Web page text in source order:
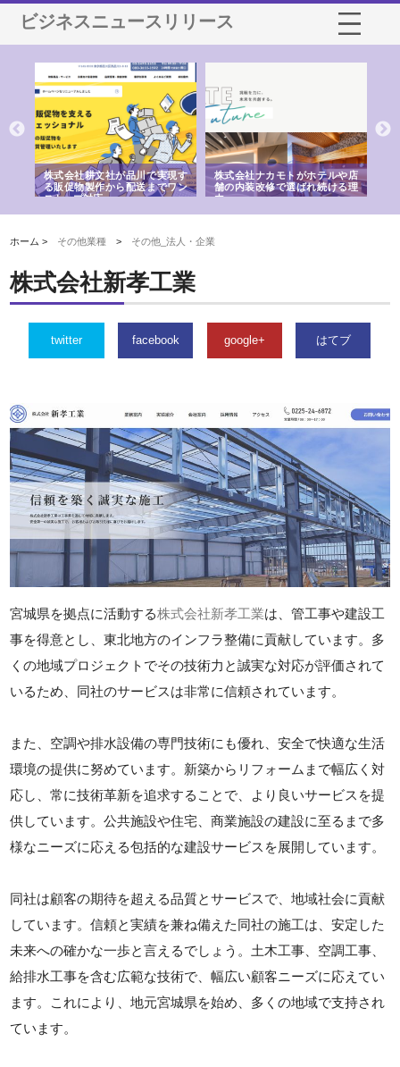
ビジネスニュースリリース
株式会社耕文社が品川で実現す
る販促物製作から配送までワン
ストップ対応
株式会社ナカモトがホテルや店
舗の内装改修で選ばれ続ける理
由
ホーム > その他業種 > その他_法人・企業
株式会社新孝工業
twitter facebook google+ はてブ
宮城県を拠点に活動する株式会社新孝工業は、管工事や建設工
事を得意とし、東北地方のインフラ整備に貢献しています。多
くの地域プロジェクトでその技術力と誠実な対応が評価されて
いるため、同社のサービスは非常に信頼されています。
また、空調や排水設備の専門技術にも優れ、安全で快適な生活
環境の提供に努めています。新築からリフォームまで幅広く対
応し、常に技術革新を追求することで、より良いサービスを提
供しています。公共施設や住宅、商業施設の建設に至るまで多
様なニーズに応える包括的な建設サービスを展開しています。
同社は顧客の期待を超える品質とサービスで、地域社会に貢献
しています。信頼と実績を兼ね備えた同社の施工は、安定した
未来への確かな一歩と言えるでしょう。土木工事、空調工事、
給排水工事を含む広範な技術で、幅広い顧客ニーズに応えてい
ます。これにより、地元宮城県を始め、多くの地域で支持され
ています。